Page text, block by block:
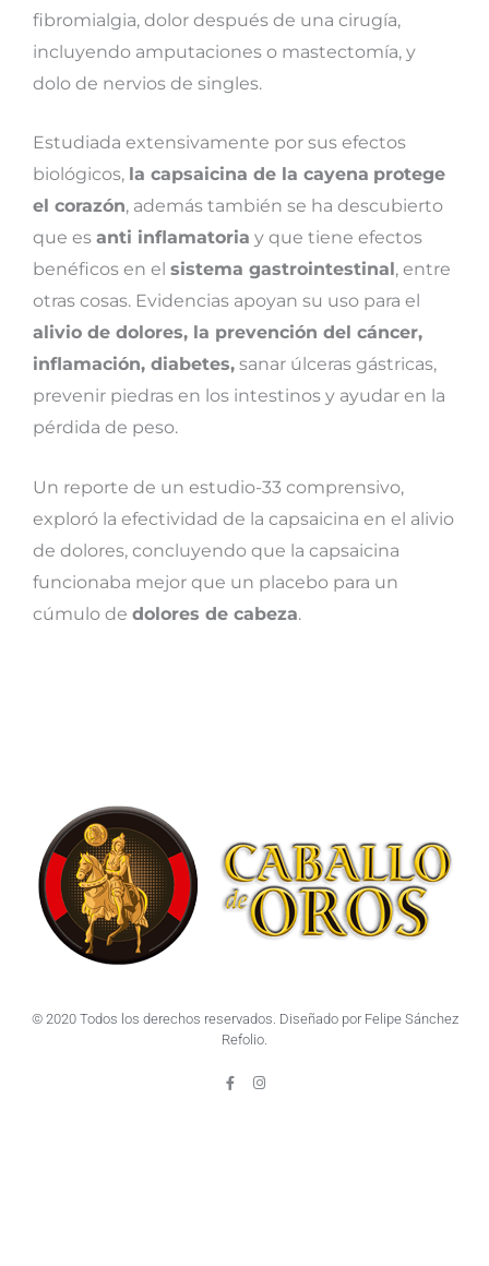
fibromialgia, dolor después de una cirugía,
incluyendo amputaciones o mastectomía, y
dolo de nervios de singles.
Estudiada extensivamente por sus efectos
biológicos, la capsaicina de la cayena protege
el corazón, además también se ha descubierto
que es anti inflamatoria y que tiene efectos
benéficos en el sistema gastrointestinal, entre
otras cosas. Evidencias apoyan su uso para el
alivio de dolores, la prevención del cáncer,
inflamación, diabetes, sanar úlceras gástricas,
prevenir piedras en los intestinos y ayudar en la
pérdida de peso.
Un reporte de un estudio-33 comprensivo,
exploró la efectividad de la capsaicina en el alivio
de dolores, concluyendo que la capsaicina
funcionaba mejor que un placebo para un
cúmulo de dolores de cabeza.
© 2020 Todos los derechos reservados. Diseñado por Felipe Sánchez
Refolio.
F
a
I
n